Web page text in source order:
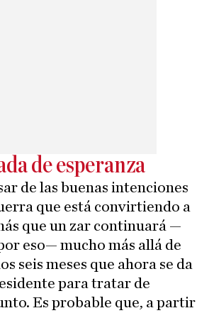
de esperanza
de las buenas intenciones
que está convirtiendo a
que un zar continuará —
eso— mucho más allá de
seis meses que ahora se da
para tratar de
Es probable que, a partir